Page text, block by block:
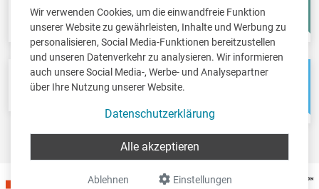
Wir verwenden Cookies, um die einwandfreie Funktion
unserer Website zu gewährleisten, Inhalte und Werbung zu
personalisieren, Social Media-Funktionen bereitzustellen
und unseren Datenverkehr zu analysieren. Wir informieren
auch unsere Social Media-, Werbe- und Analysepartner
über Ihre Nutzung unserer Website.
Datenschutzerklärung
Einstellungen
Ablehnen
Alle akzeptieren
Fisc-in
Steuererklärungen
Account-in
Jahresabschlüsse
Pos-in
Kassensystem
Net-in
Webshops &